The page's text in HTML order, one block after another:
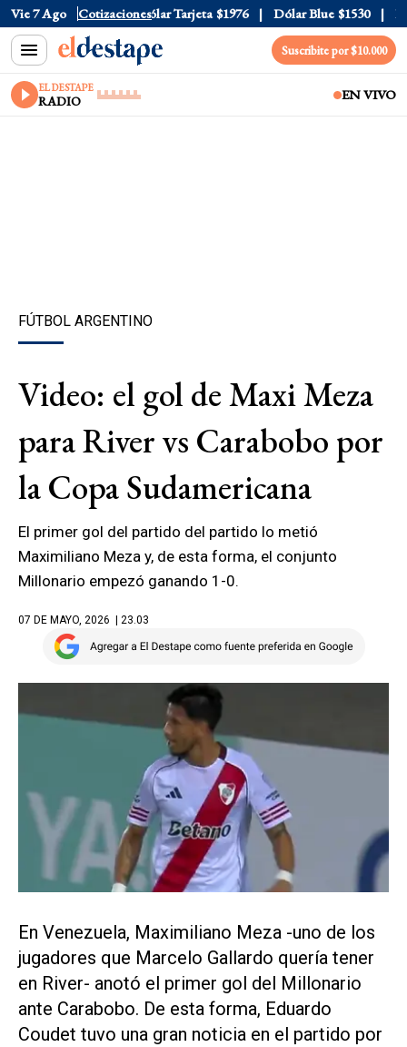
Vie 7 Ago Cotizaciones
Oficial $1520 Dólar Tarjeta $1976 Dólar Blue $1530
Suscribite por $10.000
EL DESTAPE
RADIO EN VIVO
FÚTBOL ARGENTINO
Video: el gol de Maxi Meza
para River vs Carabobo por
la Copa Sudamericana
El primer gol del partido del partido lo metió
Maximiliano Meza y, de esta forma, el conjunto
Millonario empezó ganando 1-0.
07 DE MAYO, 2026 | 23.03
En Venezuela, Maximiliano Meza -uno de los
jugadores que Marcelo Gallardo quería tener
en River- anotó el primer gol del Millonario
ante Carabobo. De esta forma, Eduardo
Coudet tuvo una gran noticia en el partido por